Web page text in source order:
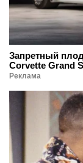
Запретный
Corvette Grand
Реклама